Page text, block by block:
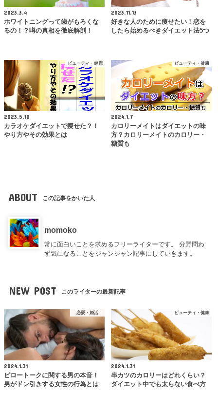
2023.3.4
ホワイトニングって歯がもろくな
るの！？噂の真相を徹底解剖！
2023.11.13
好きな人のために痩せたい！恋を
したら始めるべきダイエット法5つ
ビューティ・健康
2023.5.10
カラオケダイエットで痩せた？！
やり方やその効果とは
ビューティ・健康
2024.1.7
カロリーメイトはダイエットの味
方？カロリーメイトのカロリー・
糖質も
ABOUT この記事をかいた人
momoko
常に面白いことを求めるフリーライターです。 分野問わ
ず気になることをジャンジャン記事にしていきます。
NEW POST このライターの最新記事
恋愛・婚活
2024.1.31
ピロートークに関する男の本音！
男がドン引きする女性の行為とは
ビューティ・健康
2024.1.31
串カツのカロリーはどれくらい？
ダイエット中でも太らない食べ方